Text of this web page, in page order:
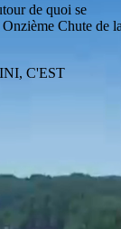
de quoi se
Chute de
C'EST